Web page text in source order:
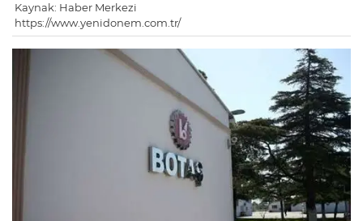
Kaynak: Haber Merkezi
https://www.yenidonem.com.tr/